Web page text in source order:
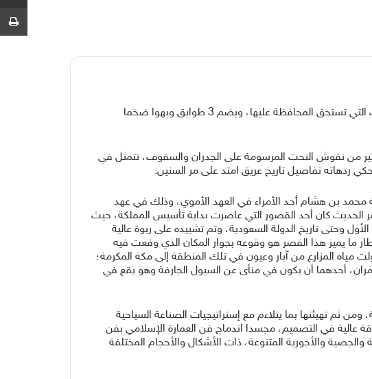
يتميز «قصر جبرة» في الطائف بنمط من تصاميم العمارة الإسلامية، جعله من أهم وأجمل معالم مدينة المصيف التي تستحق المحافظة عليها، ويضم 3 طوابق وبهوا ضخما
من نقوش النحت المرسومة على الجدران والسقوف، تتمثل في
ردهاته تفاصيل تاريخ عريق امتد على مر السنين.
المخزومية القرشية زوجة محمد بن هشام أحد الأمراء في العهد الأموي، وذلك في عهد
وفي العصر الحديث كان أحد القصور التي عاصرت بداية تأسيس المملكة، حيث
وحتى تاريخ الدولة السعودية، وتم تشييده على ربوة عالية
ما يميز هذا القصر هو وقوعه بجوار المكان الذي وقعت فيه
مياه المزارع من آبار وعيون في تلك المنطقة إلى مكة المكرمة؛
أحدهما أن يكون في منأى عن السيول الجارفة وهو يقع في
ثم تهيئتها بما يتلاءم مع إستراتيجيات الصناعة السياحية
عالية في التصميم، مجسدا اندماج فن العمارة الإسلامي بفن
والجصية والأجورية المتنوعة، ذات الأشكال والأحجام المختلفة